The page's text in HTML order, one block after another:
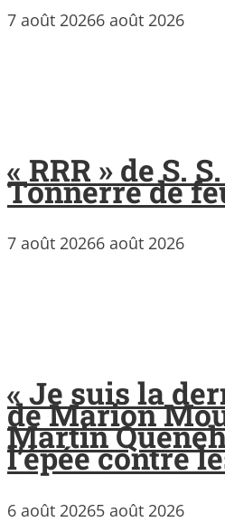
7 août 20266 août 2026
« RRR » de S.
Tonnerre de
7 août 20266 août 2026
« Je suis la
de Marion
Martin
l’épée contre
6 août 20265 août 2026